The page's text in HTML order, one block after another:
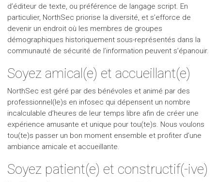
d’éditeur de texte, ou préférence de langage script. En
particulier, NorthSec priorise la diversité, et s’efforce de
devenir un endroit où les membres de groupes
démographiques historiquement sous-représentés dans la
communauté de sécurité de l’information peuvent s’épanouir.
Soyez amical(e) et accueillant(e)
NorthSec est géré par des bénévoles et animé par des
professionnel(le)s en infosec qui dépensent un nombre
incalculable d’heures de leur temps libre afin de créer une
expérience amusante et unique pour tou(te)s. Nous voulons
tou(te)s passer un bon moment ensemble et profiter d’une
ambiance amicale et accueillante.
Soyez patient(e) et constructif(-ive)